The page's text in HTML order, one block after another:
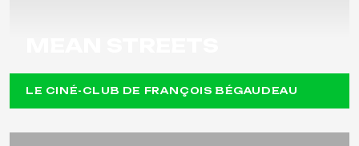
LE CINÉ-CLUB DE FRANÇOIS BÉGAUDEAU